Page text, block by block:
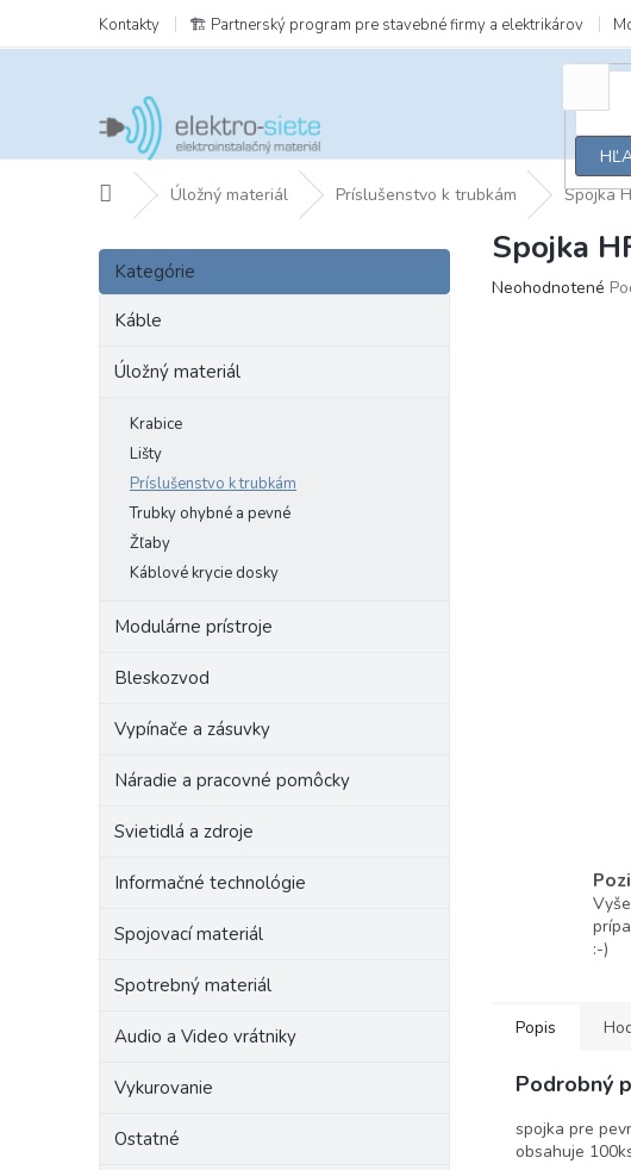
obsah
Kontakty 🏗️ Partnerský program pre stavebné firmy a elektrikárov
DomovÚložný materiál Príslušenstvo k trubkám Spojka
B
č
Preskočiť
kategórie
Kategórie
Káble
Úložný materiál
Krabice
Lišty
Príslušenstvo k trubkám
Trubky ohybné a pevné
Žľaby
Káblové krycie dosky
Modulárne prístroje
Bleskozvod
Vypínače a zásuvky
Náradie a pracovné pomôcky
Svietidlá a zdroje
Informačné technológie
Spojovací materiál
Spotrebný materiál
Audio a Video vrátniky
Vykurovanie
Ostatné
Spojka
Priemerné
Neohodnotené
:-)
Popis
Podrobný
spojka pre
obsahuje